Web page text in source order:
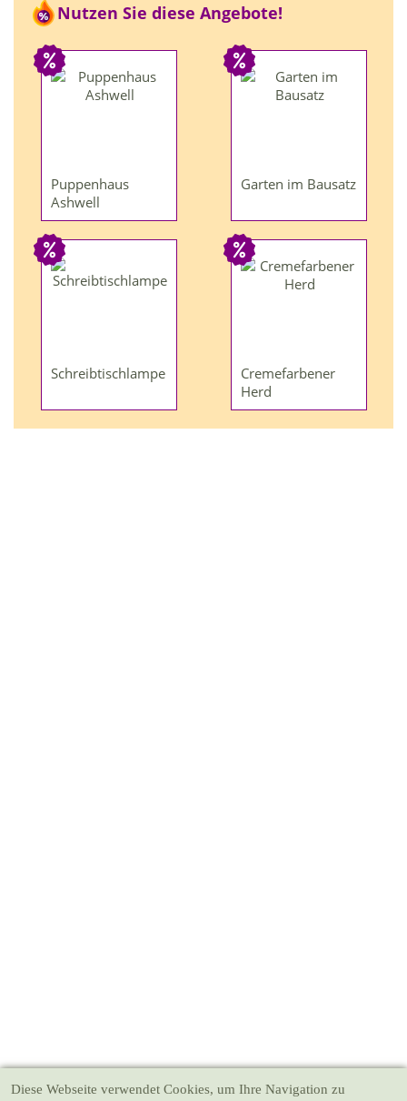
Nutzen Sie diese Angebote!
Puppenhaus
Ashwell
Garten im Bausatz
Schreibtischlampe
Cremefarbener
Herd
Diese Webseite verwendet Cookies, um Ihre Navigation zu